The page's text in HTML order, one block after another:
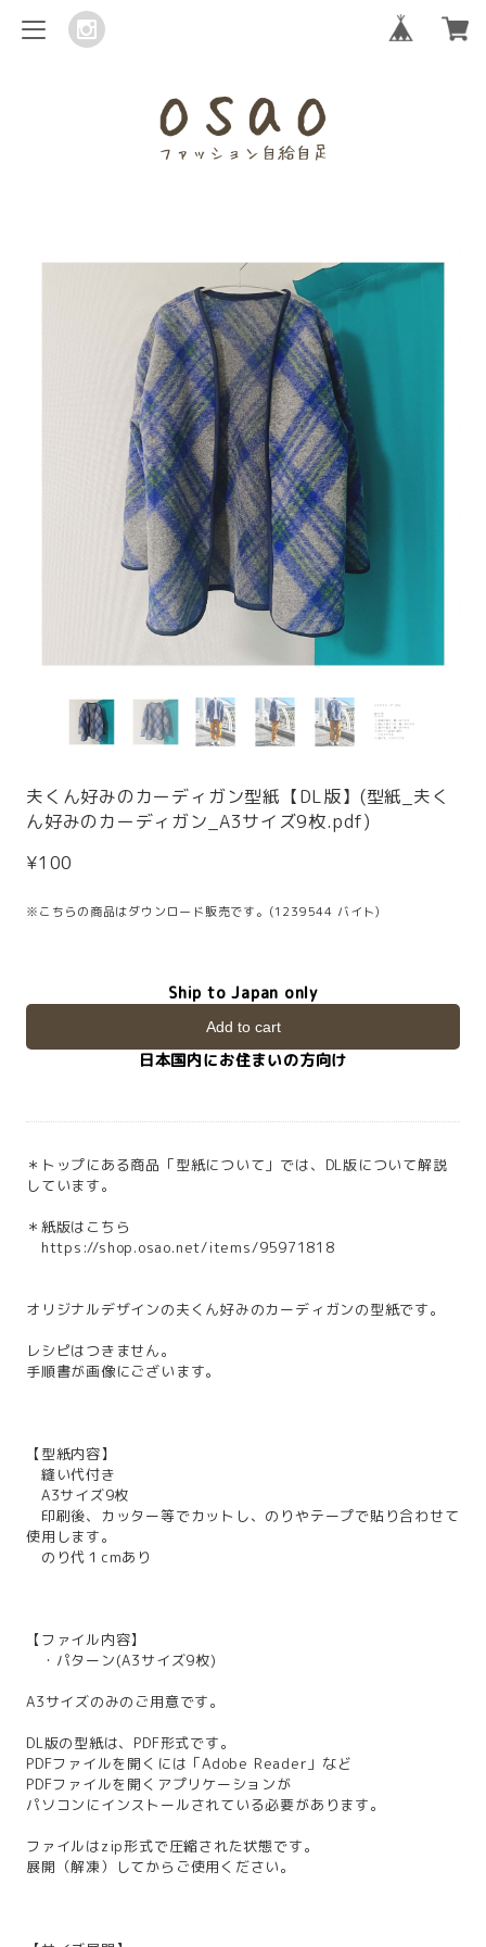
夫くん好みのカーディガン型紙【DL版】(型紙_夫く
ん好みのカーディガン_A3サイズ9枚.pdf)
¥100
※こちらの商品はダウンロード販売です。(1239544 バイト)
Ship to Japan only
Add to cart
日本国内にお住まいの方向け
＊トップにある商品「型紙について」では、DL版について解説
しています。
＊紙版はこちら
https://shop.osao.net/items/95971818
オリジナルデザインの夫くん好みのカーディガンの型紙です。
レシピはつきません。
手順書が画像にございます。
【型紙内容】
縫い代付き
A3サイズ9枚
印刷後、カッター等でカットし、のりやテープで貼り合わせて
使用します。
のり代１cmあり
【ファイル内容】
・パターン(A3サイズ9枚)
A3サイズのみのご用意です。
DL版の型紙は、PDF形式です。
PDFファイルを開くには「Adobe Reader」など
PDFファイルを開くアプリケーションが
パソコンにインストールされている必要があります。
ファイルはzip形式で圧縮された状態です。
展開（解凍）してからご使用ください。